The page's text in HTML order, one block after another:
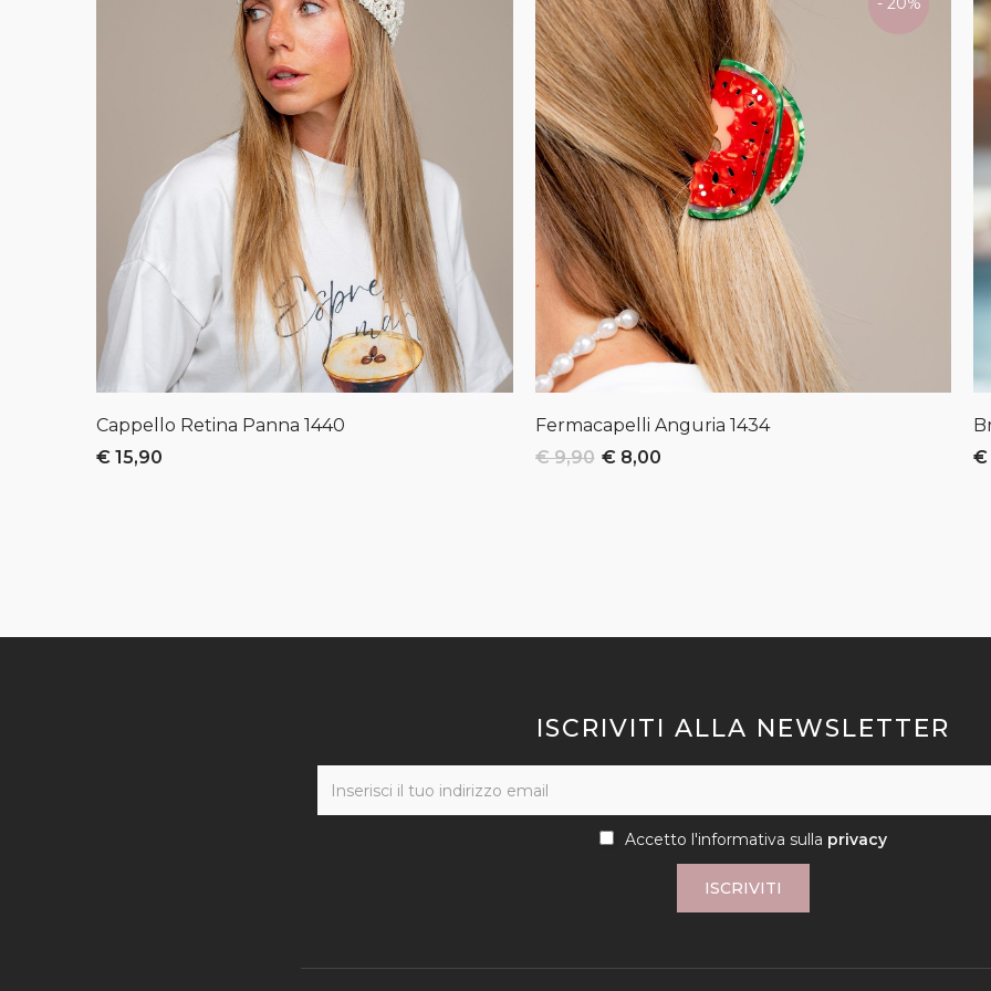
Cappello Retina Panna 1440
€ 15,90
Fermacapelli Anguria 1434
€ 9,90 € 8,00
€
ISCRIVITI ALLA NEWSLETTER
Accetto l'informativa sulla privacy
ISCRIVITI